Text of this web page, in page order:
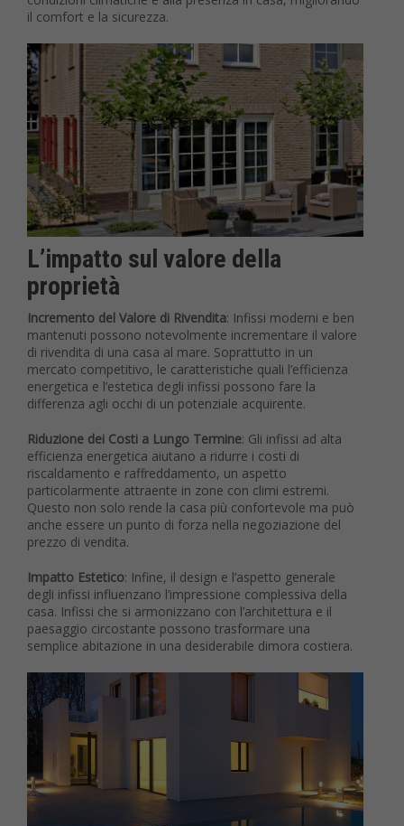
il comfort e la sicurezza.
L’impatto sul valore della
proprietà
Incremento del Valore di Rivendita: Infissi moderni e ben
mantenuti possono notevolmente incrementare il valore
di rivendita di una casa al mare. Soprattutto in un
mercato competitivo, le caratteristiche quali l’efficienza
energetica e l’estetica degli infissi possono fare la
differenza agli occhi di un potenziale acquirente.
Riduzione dei Costi a Lungo Termine: Gli infissi ad alta
efficienza energetica aiutano a ridurre i costi di
riscaldamento e raffreddamento, un aspetto
particolarmente attraente in zone con climi estremi.
Questo non solo rende la casa più confortevole ma può
anche essere un punto di forza nella negoziazione del
prezzo di vendita.
Impatto Estetico: Infine, il design e l’aspetto generale
degli infissi influenzano l’impressione complessiva della
casa. Infissi che si armonizzano con l’architettura e il
paesaggio circostante possono trasformare una
semplice abitazione in una desiderabile dimora costiera.